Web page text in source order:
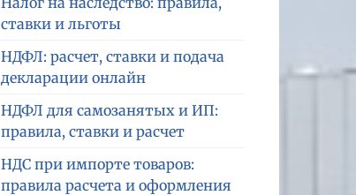
ставки и льготы
НДФЛ: расчет, ставки и подача
декларации онлайн
НДФЛ для самозанятых и ИП:
правила, ставки и расчет
НДС при импорте товаров:
правила расчета и оформления